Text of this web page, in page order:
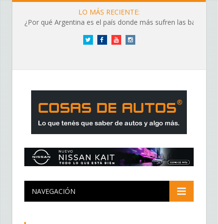
LO MÁS RECIENTE:
¿Por qué Argentina es el país donde más sufren las baterías?
Twitter FacebookYouTubeInstagram
NAVEGACIÓN